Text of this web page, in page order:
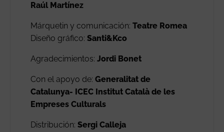
Raúl Martínez
Márquetin y comunicación: Teatre Romea
Diseño gráfico: Santi&Kco
Agradecimientos: Jordi Bonet
Con el apoyo de: Generalitat de
Catalunya- ICEC Institut Català de les
Empreses Culturals
Distribución: Sergi Calleja